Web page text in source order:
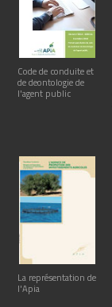
Code de conduite et
de deontologie de
l'agent public
La représentation de
l'Apia